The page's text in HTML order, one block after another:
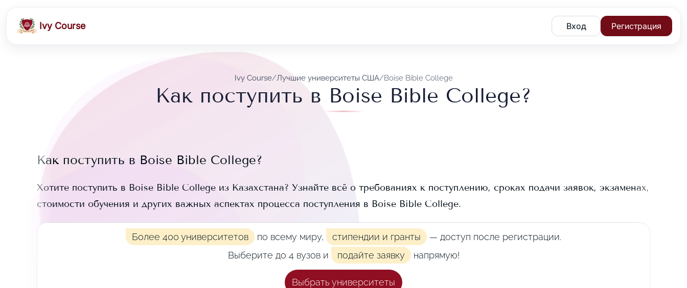
Ivy Course Вход Регистрация
Ivy Course/Лучшие университеты США/Boise Bible College
Как поступить в Boise Bible College?
Как поступить в Boise Bible College?
Хотите поступить в Boise Bible College из Казахстана? Узнайте всё о требованиях к поступлению, сроках подачи заявок, экзаменах,
стоимости обучения и других важных аспектах процесса поступления в Boise Bible College.
Более 400 университетов по всему миру, стипендии и гранты
— доступ после регистрации.
Выберите до 4 вузов и
подайте заявку напрямую!
Выбрать университеты